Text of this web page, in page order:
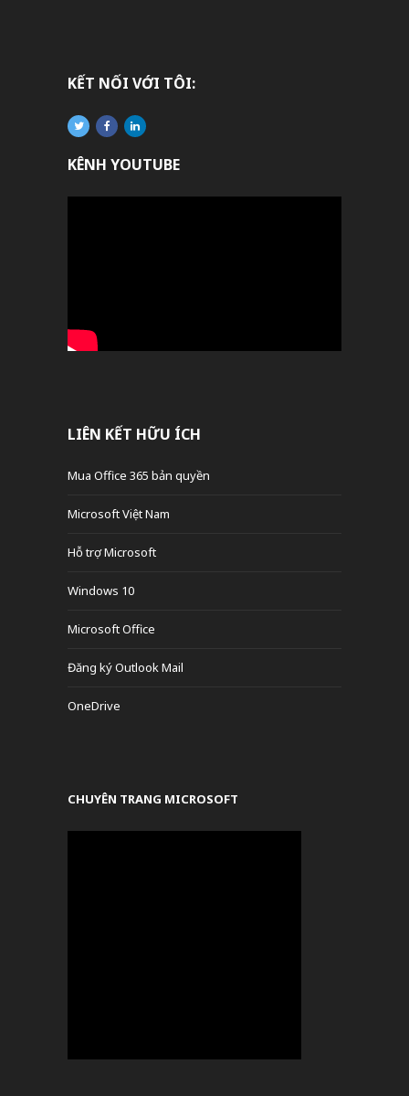
KẾT NỐI VỚI TÔI:
KÊNH YOUTUBE
LIÊN KẾT HỮU ÍCH
Mua Office 365 bản quyền
Microsoft Việt Nam
Hỗ trợ Microsoft
Windows 10
Microsoft Office
Đăng ký Outlook Mail
OneDrive
CHUYÊN TRANG MICROSOFT